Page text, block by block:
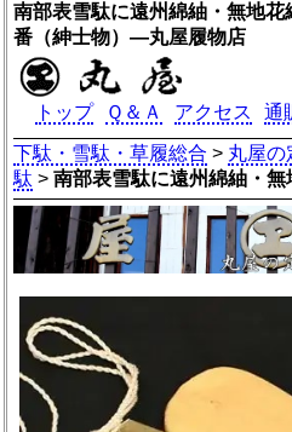
南部表雪駄に遠州綿紬・無地
番（紳士物）―丸屋履物店
トップ Ｑ＆Ａ アクセス 通
下駄・雪駄・草履総合 > 丸屋の
駄 >南部表雪駄に遠州綿紬・無